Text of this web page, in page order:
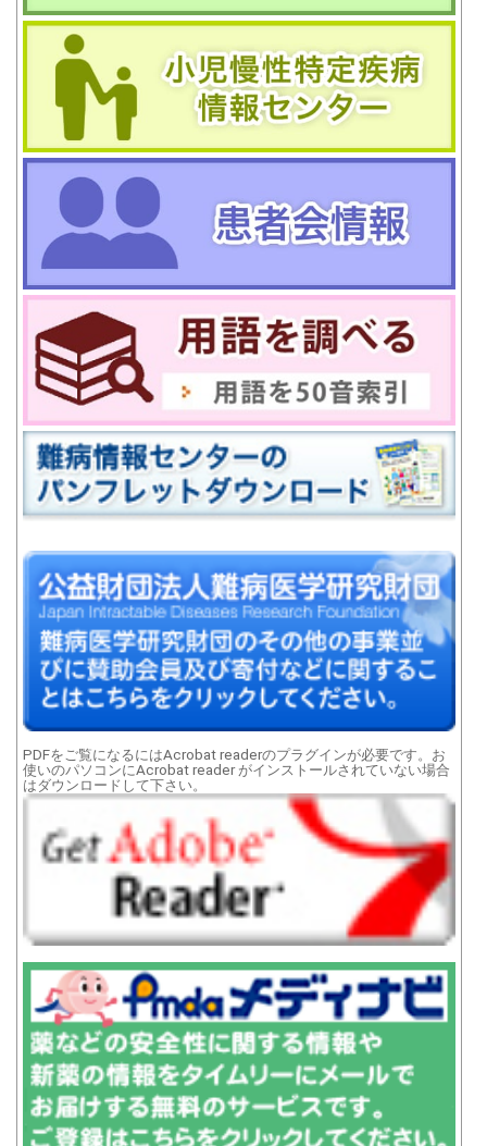
PDFをご覧になるにはAcrobat readerのプラグインが必要です。お
使いのパソコンにAcrobat reader がインストールされていない場合
はダウンロードして下さい。